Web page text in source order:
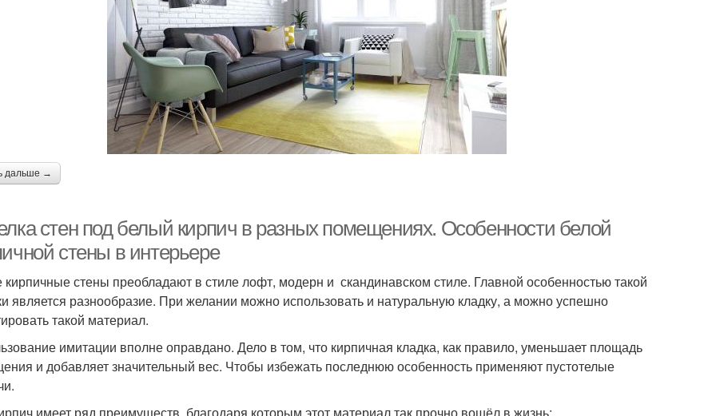
дальше →
стен под белый кирпич в разных помещениях. Особенности белой
стены в интерьере
стены преобладают в стиле лофт, модерн и скандинавском стиле. Главной особенностью такой
является разнообразие. При желании можно использовать и натуральную кладку, а можно успешно
такой материал.
имитации вполне оправдано. Дело в том, что кирпичная кладка, как правило, уменьшает площадь
и добавляет значительный вес. Чтобы избежать последнюю особенность применяют пустотелые